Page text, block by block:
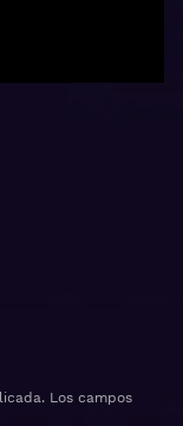
Los campos